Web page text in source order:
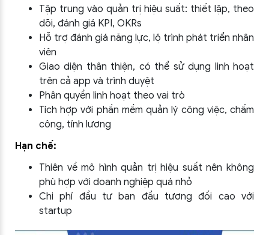
Tập trung vào quản trị hiệu suất: thiết lập, theo
dõi, đánh giá KPI, OKRs
Hỗ trợ đánh giá năng lực, lộ trình phát triển nhân
viên
Giao diện thân thiện, có thể sử dụng linh hoạt
trên cả app và trình duyệt
Phân quyền linh hoạt theo vai trò
Tích hợp với phần mềm quản lý công việc, chấm
công, tính lương
Hạn chế:
Thiên về mô hình quản trị hiệu suất nên không
phù hợp với doanh nghiệp quá nhỏ
Chi phí đầu tư ban đầu tương đối cao với
startup